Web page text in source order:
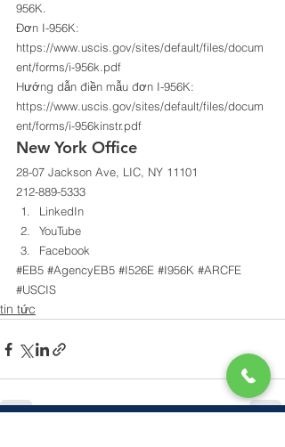
956K.
Đơn I-956K:
https://www.uscis.gov/sites/default/files/docum
ent/forms/i-956k.pdf
Hướng dẫn điền mẫu đơn I-956K:
https://www.uscis.gov/sites/default/files/docum
ent/forms/i-956kinstr.pdf
New York Office
28-07 Jackson Ave, LIC, NY 11101
212-889-5333
LinkedIn
YouTube
Facebook
#EB5 #AgencyEB5 #I526E #I956K #ARCFE
#USCIS
tin tức